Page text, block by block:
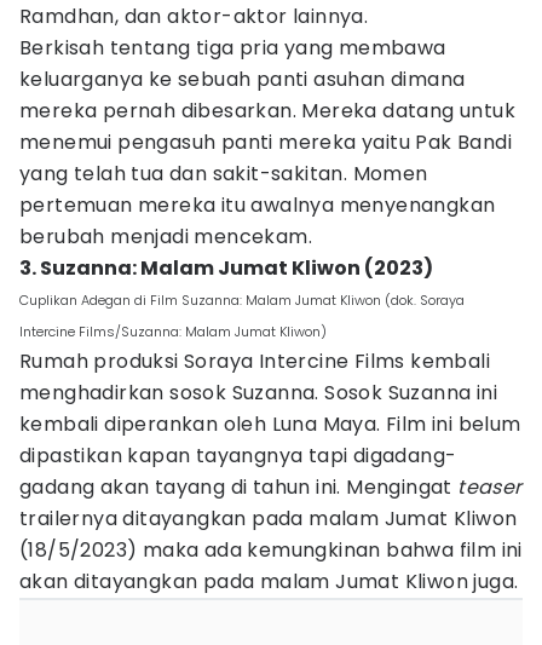
Ramdhan, dan aktor-aktor lainnya.
Berkisah tentang tiga pria yang membawa
keluarganya ke sebuah panti asuhan dimana
mereka pernah dibesarkan. Mereka datang untuk
menemui pengasuh panti mereka yaitu Pak Bandi
yang telah tua dan sakit-sakitan. Momen
pertemuan mereka itu awalnya menyenangkan
berubah menjadi mencekam.
3. Suzanna: Malam Jumat Kliwon (2023)
Cuplikan Adegan di Film Suzanna: Malam Jumat Kliwon (dok. Soraya
Intercine Films/Suzanna: Malam Jumat Kliwon)
Rumah produksi Soraya Intercine Films kembali
menghadirkan sosok Suzanna. Sosok Suzanna ini
kembali diperankan oleh Luna Maya. Film ini belum
dipastikan kapan tayangnya tapi digadang-
gadang akan tayang di tahun ini. Mengingat teaser
trailernya ditayangkan pada malam Jumat Kliwon
(18/5/2023) maka ada kemungkinan bahwa film ini
akan ditayangkan pada malam Jumat Kliwon juga.